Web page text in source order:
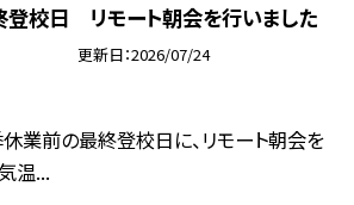
校日 リモート朝会を行いました
更新日 2026/07/24
休業前の最終登校日に、リモート朝会を
温...